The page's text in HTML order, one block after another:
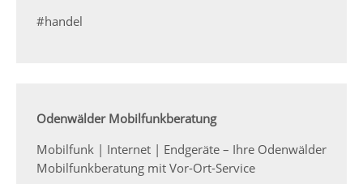
#handel
Odenwälder Mobilfunkberatung
Mobilfunk | Internet | Endgeräte – Ihre Odenwälder
Mobilfunkberatung mit Vor-Ort-Service